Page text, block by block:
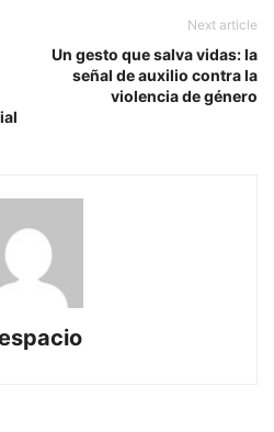
Next article
Un gesto que salva vidas: la
señal de auxilio contra la
violencia de género